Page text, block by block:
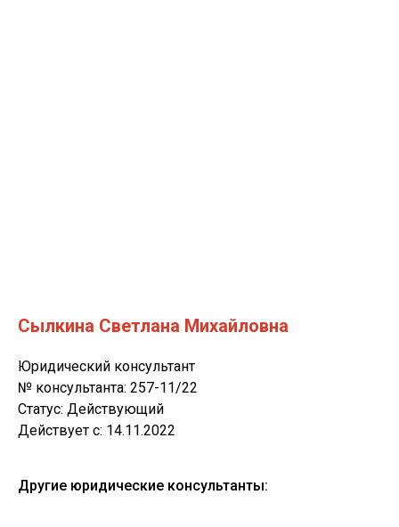
Сылкина Светлана Михайловна
Юридический консультант
№ консультанта: 257-11/22
Статус: Действующий
Действует c: 14.11.2022
Другие юридические консультанты: